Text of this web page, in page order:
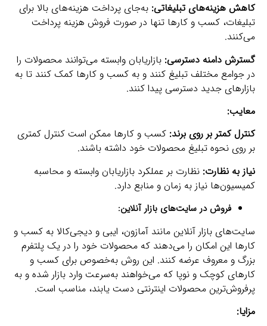
کاهش هزینه‌های تبلیغاتی: به‌جای پرداخت هزینه‌های بالا برای
تبلیغات، کسب و کارها تنها در صورت فروش هزینه پرداخت
می‌کنند.
گسترش دامنه دسترسی: بازاریابان وابسته می‌توانند محصولات را
در جوامع مختلف تبلیغ کنند و به کسب و کارها کمک کنند تا به
بازارهای جدید دسترسی پیدا کنند.
معایب:
کنترل کمتر بر روی برند: کسب و کارها ممکن است کنترل کمتری
بر روی نحوه تبلیغ محصولات خود داشته باشند.
نیاز به نظارت: نظارت بر عملکرد بازاریابان وابسته و محاسبه
کمیسیون‌ها نیاز به زمان و منابع دارد.
فروش در سایت‌های بازار آنلاین:
سایت‌های بازار آنلاین مانند آمازون، ایبی و دیجی‌کالا به کسب و
کارها این امکان را می‌دهند که محصولات خود را در یک پلتفرم
بزرگ و معروف عرضه کنند. این روش به‌خصوص برای کسب و
کارهای کوچک و نوپا که می‌خواهند به‌سرعت وارد بازار شده و به
پرفروش‌ترین محصولات اینترنتی دست یابند، مناسب است.
مزایا: